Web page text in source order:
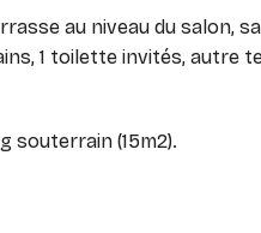
au niveau du salon,
1 toilette invités, autre
souterrain (15m2).